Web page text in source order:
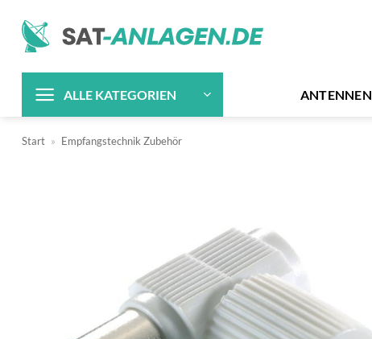
Inhalt
springen
ALLE KATEGORIEN ANTENNEN
Start » Empfangstechnik Zubehör